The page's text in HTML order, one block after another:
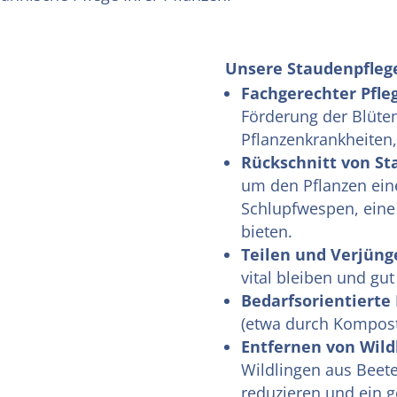
Unsere
Fachgerechter
Förderung der
Rückschnitt von
um den Pflanzen
Schlupfwespen,
bieten.
Teilen und
vital bleiben und
Bedarfsorientierte
(etwa durch
Entfernen von
Wildlingen aus